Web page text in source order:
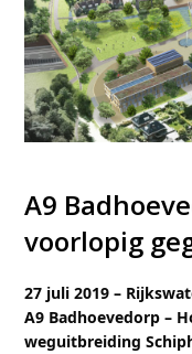
A9
voorlopig
27 juli 2019 –
A9 Badhoevedorp –
weguitbreiding